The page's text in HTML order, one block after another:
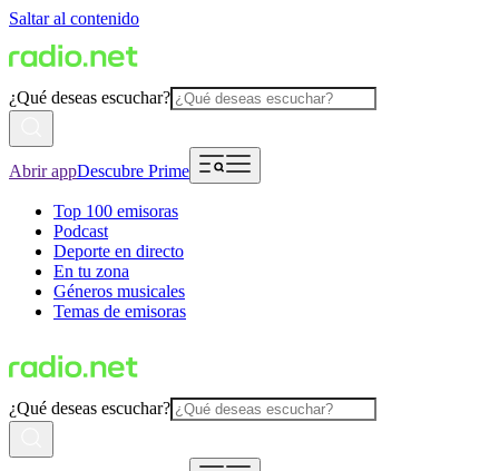
Saltar al contenido
¿Qué deseas escuchar?
Abrir appDescubre Prime
Top 100 emisoras
Podcast
Deporte en directo
En tu zona
Géneros musicales
Temas de emisoras
¿Qué deseas escuchar?